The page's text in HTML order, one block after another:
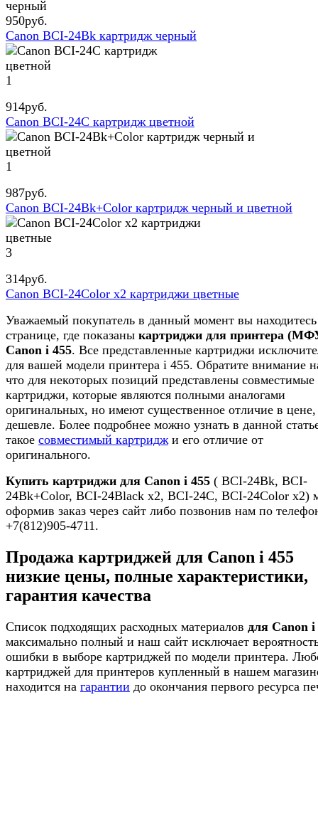
950руб.
Canon BCI-24Bk картридж черный
1
914руб.
Canon BCI-24C картридж цветной
1
987руб.
Canon BCI-24Bk+Color картридж черный и цветной
3
314руб.
Canon BCI-24Color x2 картриджи цветные
Уважаемый покупатель в данный момент вы
странице, где показаны картриджи для принтера
Canon i 455. Все представленные картриджи
для вашей модели принтера i 455. Обратите внимание
что для некоторых позиций представлены совместимые
картриджи, которые являются полными аналогами
оригинальных, но имеют существенное отличие в
дешевле. Более подробнее можно узнать в данной
такое совместимый картридж и его отличие от
оригинального.
Купить картриджи для Canon i 455 ( BCI-24Bk, BCI-
24Bk+Color, BCI-24Black x2, BCI-24C, BCI-24Color x2)
оформив заказ через сайт либо позвонив нам по
+7(812)905-4711.
Продажа картриджей для Canon i 455
низкие цены, полные характеристики,
гарантия качества
Список подходящих расходных материалов для Canon i
максимально полный и наш сайт исключает
ошибки в выборе картриджей по модели принтера.
картриджей для принтеров купленный в нашем
находится на гарантии до окончания первого ресурса